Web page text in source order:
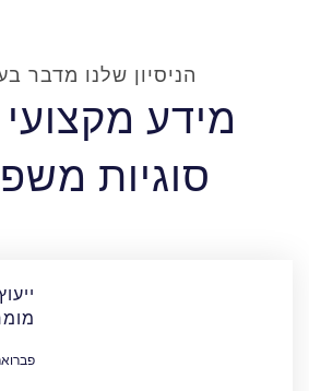
הניסיון שלנו מדבר
מידע
סוגיות
פברואר 4,